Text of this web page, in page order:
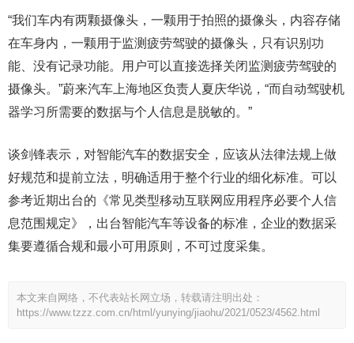
“我们车内有两颗摄像头，一颗用于拍照的摄像头，内容存储
在车身内，一颗用于监测疲劳驾驶的摄像头，只有识别功
能、没有记录功能。用户可以直接选择关闭监测疲劳驾驶的
摄像头。”蔚来汽车上海地区负责人夏庆华说，“而自动驾驶机
器学习所需要的数据与个人信息是脱敏的。”
谈剑锋表示，对智能汽车的数据安全，应该从法律法规上做
好规范和提前立法，明确适用于整个行业的细化标准。可以
参考近期出台的《常见类型移动互联网应用程序必要个人信
息范围规定》，出台智能汽车等设备的标准，企业的数据采
集要遵循合规和最小可用原则，不可过度采集。
本文来自网络，不代表站长网立场，转载请注明出处：
https://www.tzzz.com.cn/html/yunying/jiaohu/2021/0523/4562.html